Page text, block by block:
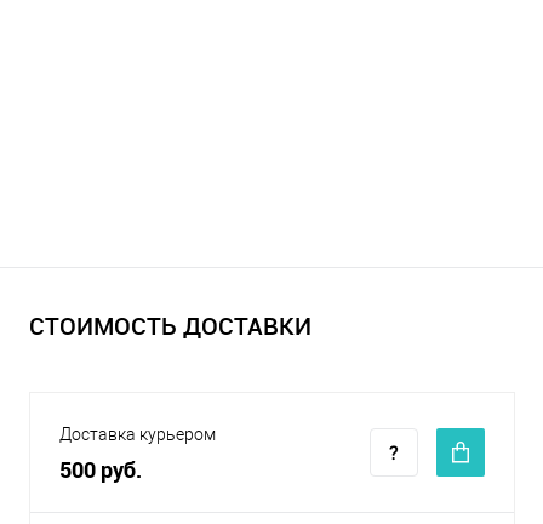
СТОИМОСТЬ ДОСТАВКИ
Доставка курьером
500 руб.